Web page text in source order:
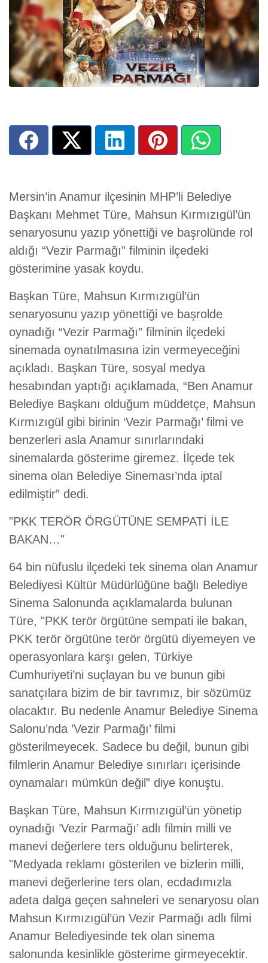
Mersin’in Anamur ilçesinin MHP’li Belediye
Başkanı Mehmet Türe, Mahsun Kırmızıgül’ün
senaryosunu yazıp yönettiği ve başrolünde rol
aldığı “Vezir Parmağı” filminin ilçedeki
gösterimine yasak koydu.
Başkan Türe, Mahsun Kırmızıgül’ün
senaryosunu yazıp yönettiği ve başrolde
oynadığı “Vezir Parmağı” filminin ilçedeki
sinemada oynatılmasına izin vermeyeceğini
açıkladı. Başkan Türe, sosyal medya
hesabından yaptığı açıklamada, “Ben Anamur
Belediye Başkanı olduğum müddetçe, Mahsun
Kırmızıgül gibi birinin ‘Vezir Parmağı’ filmi ve
benzerleri asla Anamur sınırlarındaki
sinemalarda gösterime giremez. İlçede tek
sinema olan Belediye Sineması’nda iptal
edilmiştir” dedi.
"PKK TERÖR ÖRGÜTÜNE SEMPATİ İLE
BAKAN…"
64 bin nüfuslu ilçedeki tek sinema olan Anamur
Belediyesi Kültür Müdürlüğüne bağlı Belediye
Sinema Salonunda açıklamalarda bulunan
Türe, "PKK terör örgütüne sempati ile bakan,
PKK terör örgütüne terör örgütü diyemeyen ve
operasyonlara karşı gelen, Türkiye
Cumhuriyeti’ni suçlayan bu ve bunun gibi
sanatçılara bizim de bir tavrımız, bir sözümüz
olacaktır. Bu nedenle Anamur Belediye Sinema
Salonu’nda ’Vezir Parmağı’ filmi
gösterilmeyecek. Sadece bu değil, bunun gibi
filmlerin Anamur Belediye sınırları içerisinde
oynamaları mümkün değil” diye konuştu.
Başkan Türe, Mahsun Kırmızıgül’ün yönetip
oynadığı ’Vezir Parmağı’ adlı filmin milli ve
manevi değerlere ters olduğunu belirterek,
"Medyada reklamı gösterilen ve bizlerin milli,
manevi değerlerine ters olan, ecdadımızla
adeta dalga geçen sahneleri ve senaryosu olan
Mahsun Kırmızıgül’ün Vezir Parmağı adlı filmi
Anamur Belediyesinde tek olan sinema
salonunda kesinlikle gösterime girmeyecektir.